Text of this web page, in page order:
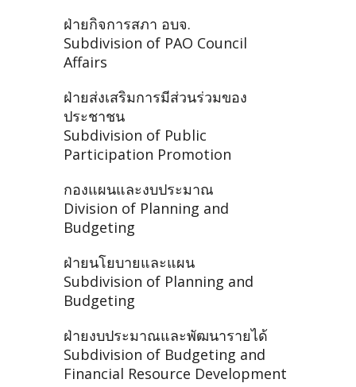
ฝ่ายกิจการสภา อบจ.
Subdivision of PAO Council
Affairs
ฝ่ายส่งเสริมการมีส่วนร่วมของ
ประชาชน
Subdivision of Public
Participation Promotion
กองแผนและงบประมาณ
Division of Planning and
Budgeting
ฝ่ายนโยบายและแผน
Subdivision of Planning and
Budgeting
ฝ่ายงบประมาณและพัฒนารายได้
Subdivision of Budgeting and
Financial Resource Development